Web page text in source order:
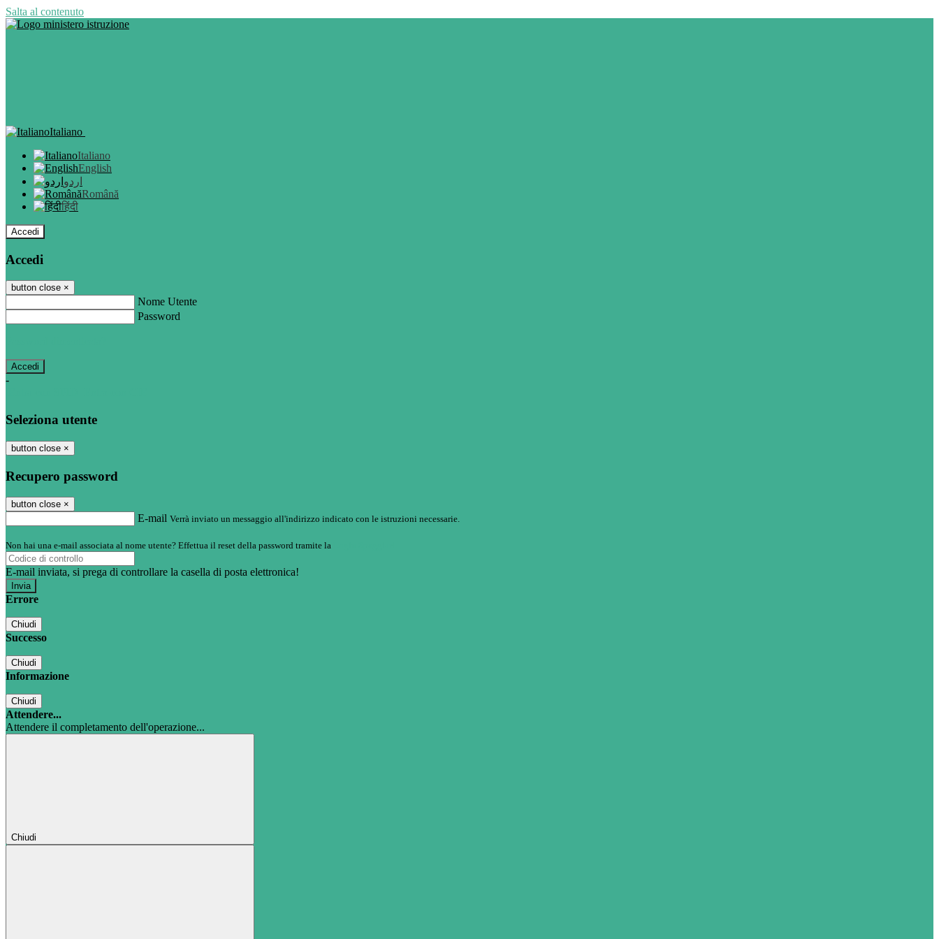
Salta al contenuto
Italiano
Italiano
English
اردو
Română
हिंदी
Accedi
Accedi
button close ×
Nome Utente
Password
-
Seleziona utente
button close ×
Recupero password
button close ×
E-mail Verrà inviato un messaggio all'indirizzo indicato con le istruzioni necessarie.
Non hai una e-mail associata al nome utente? Effettua il reset della password tramite la
E-mail inviata, si prega di controllare la casella di posta elettronica!
Errore
Chiudi
Successo
Chiudi
Informazione
Chiudi
Attendere...
Attendere il completamento dell'operazione...
Chiudi